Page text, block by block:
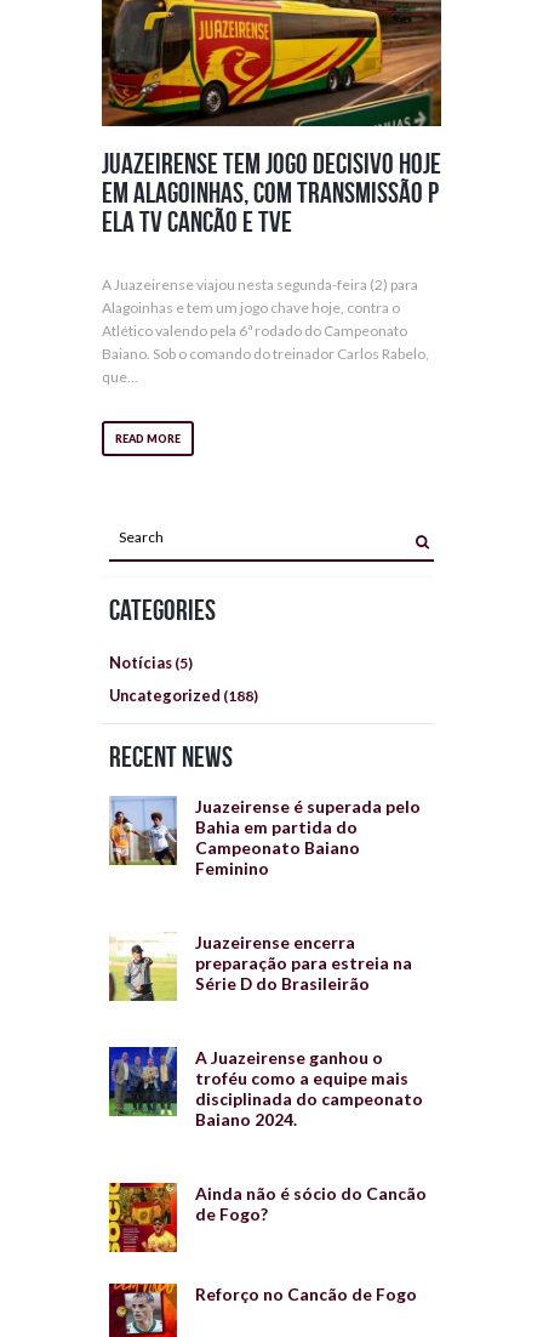
Juazeirense tem jogo decisivo hoje
em Alagoinhas, com transmissão p
ela TV Cancão e TVE
A Juazeirense viajou nesta segunda-feira (2) para
Alagoinhas e tem um jogo chave hoje, contra o
Atlético valendo pela 6ª rodado do Campeonato
Baiano. Sob o comando do treinador Carlos Rabelo,
que...
READ MORE
Categories
Notícias (5)
Uncategorized (188)
Recent News
Juazeirense é superada pelo
Bahia em partida do
Campeonato Baiano
Feminino
Juazeirense encerra
preparação para estreia na
Série D do Brasileirão
A Juazeirense ganhou o
troféu como a equipe mais
disciplinada do campeonato
Baiano 2024.
Ainda não é sócio do Cancão
de Fogo?
Reforço no Cancão de Fogo